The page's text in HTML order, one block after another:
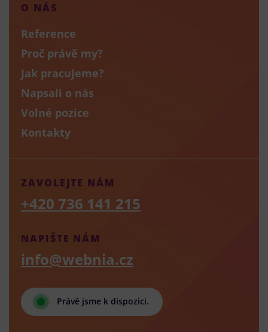
O NÁS
Reference
Proč právě my?
Jak pracujeme?
Napsali o nás
Volné pozice
Kontakty
Právě jsme k dispozici.
NAPIŠTE NÁM
info@webnia.cz
ZAVOLEJTE NÁM
+420 736 141 215